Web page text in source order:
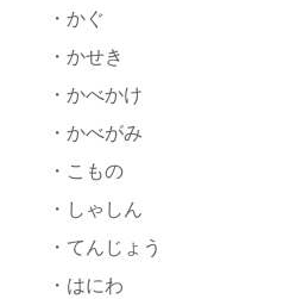
かぐ
かせき
かべかけ
かべがみ
こもの
しゃしん
てんじょう
はにわ